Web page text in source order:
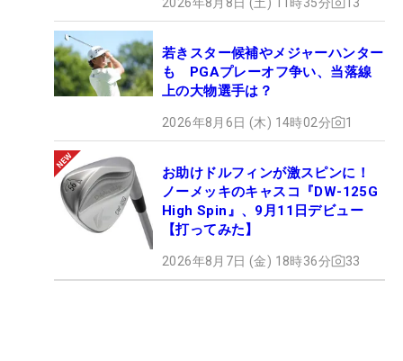
若きスター候補やメジャーハンター
も PGAプレーオフ争い、当落線
上の大物選手は？
2026年8月6日 (木) 14時02分 1
お助けドルフィンが激スピンに！
ノーメッキのキャスコ『DW-125G
High Spin』、9月11日デビュー
【打ってみた】
2026年8月7日 (金) 18時36分 33